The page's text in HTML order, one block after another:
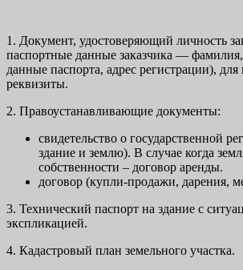
1. Документ, удостоверяющий личность
паспортные данные заказчика — фамилия,
данные паспорта, адрес регистрации),
реквизиты.
2. Правоустанавливающие документы:
свидетельство о государственной
здание и землю). В случае когда
собственности – договор аренды.
договор (купли-продажи, дарения,
3. Технический паспорт на здание с
экспликацией.
4. Кадастровый план земельного участка.